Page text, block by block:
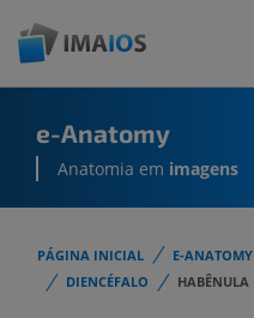
e-Anatomy
Anatomia em imagens
PÁGINA INICIAL E-ANATOMY
DIENCÉFALO
HABÊNULA